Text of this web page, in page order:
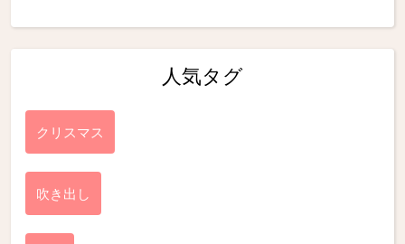
人気タグ
クリスマス
吹き出し